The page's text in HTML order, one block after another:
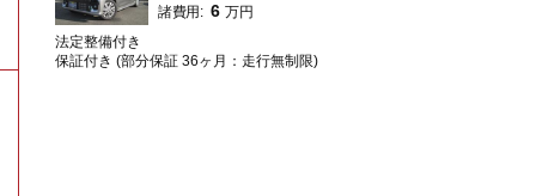
諸費用: 6 万円
法定整備付き
保証付き (部分保証 36ヶ月：走行無制限)